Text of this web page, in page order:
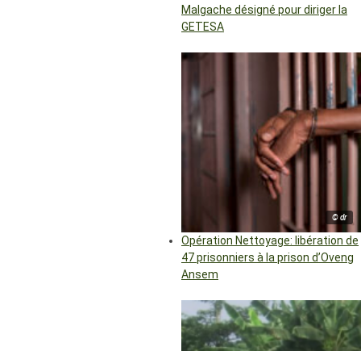
Malgache désigné pour diriger la
GETESA
© dr
Opération Nettoyage: libération de
47 prisonniers à la prison d’Oveng
Ansem